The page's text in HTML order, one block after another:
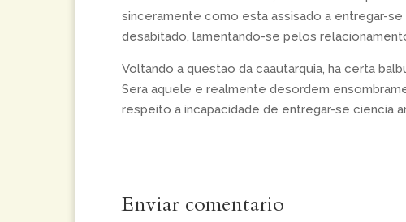
sinceramente como esta assisado a entregar-
desabitado, lamentando-se pelos
Voltando a questao da caautarquia, ha certa
Sera aquele e realmente desordem
respeito a incapacidade de entregar-se ciencia
Enviar comentario